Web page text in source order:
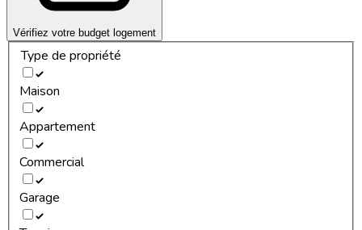
Vérifiez votre budget logement
Type de propriété
Maison
Appartement
Commercial
Garage